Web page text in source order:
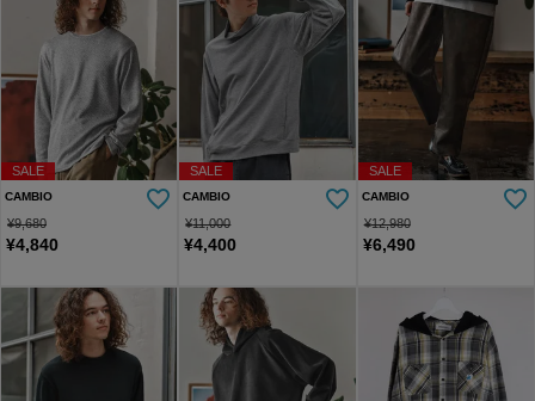
SALE
CAMBIO
¥9,680
¥4,840
SALE
CAMBIO
¥11,000
¥4,400
SALE
CAMBIO
¥12,980
¥6,490